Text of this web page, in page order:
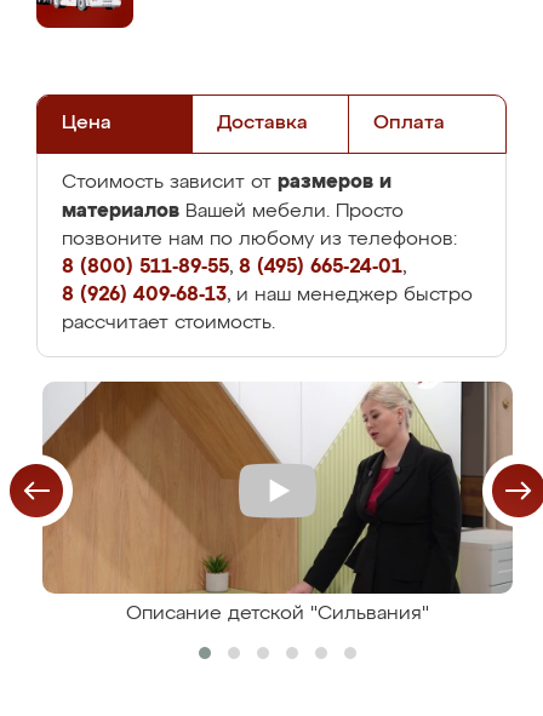
Цена Доставка Оплата
Стоимость зависит от размеров и
материалов Вашей мебели. Просто
позвоните нам по любому из телефонов:
8 (800) 511-89-55, 8 (495) 665-24-01,
8 (926) 409-68-13, и наш менеджер быстро
рассчитает стоимость.
Описание детской "Сильвания"